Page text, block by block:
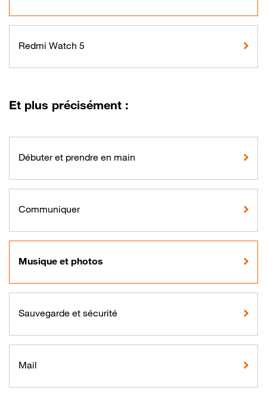
Redmi Watch 5
Et plus précisément :
Débuter et prendre en main
Communiquer
Musique et photos
Sauvegarde et sécurité
Mail